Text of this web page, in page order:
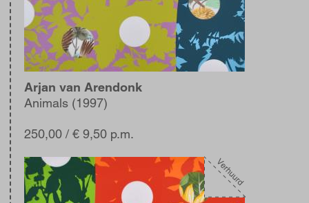
Arjan van Arendonk
Animals (1997)
250,00 / € 9,50 p.m.
Afbeelding